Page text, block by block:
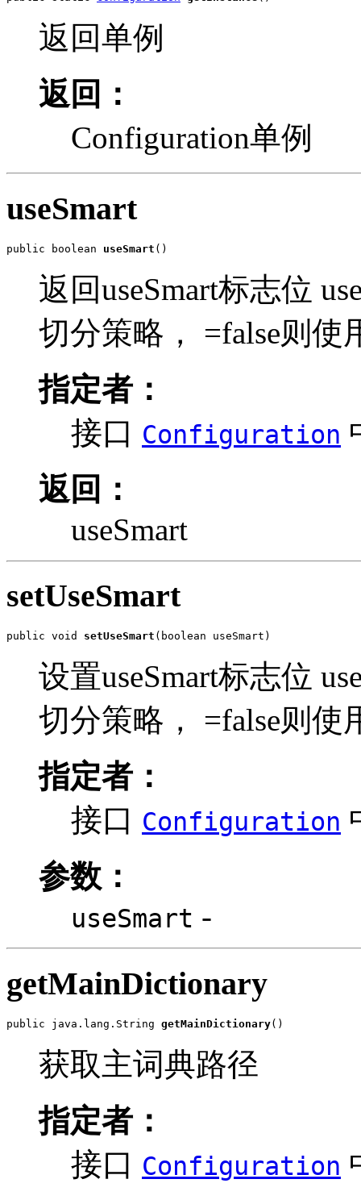
返回单例
返回：
Configuration单例
useSmart
public boolean useSmart ()
返回useSmart标志位
切分策略， =false则使
指定者：
接口 Configuration
返回：
useSmart
setUseSmart
public void setUseSmart (boolean useSmart)
设置useSmart标志位
切分策略， =false则使
指定者：
接口 Configuration
参数：
useSmart -
getMainDictionary
public java.lang.String getMainDictionary()
获取主词典路径
指定者：
接口 Configuration